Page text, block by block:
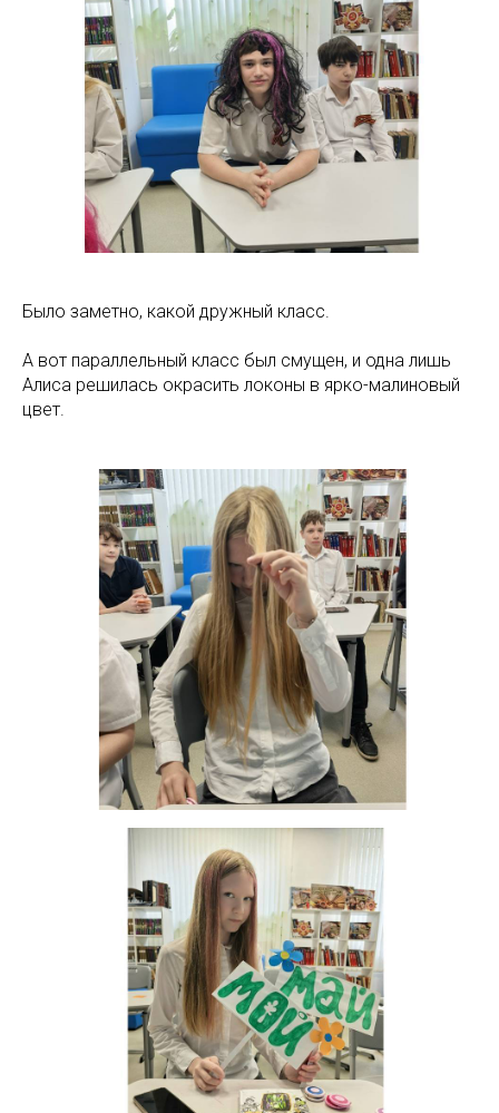
Было заметно, какой дружный класс.
А вот параллельный класс был смущен, и одна лишь
Алиса решилась окрасить локоны в ярко-малиновый
цвет.